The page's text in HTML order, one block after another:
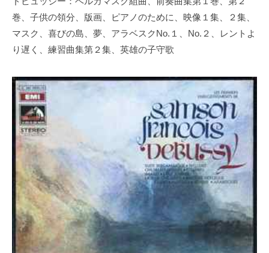
巻、子供の領分、版画、ピアノのために、映像１集、２集、
マスク、喜びの島、夢、アラベスクNo.１、No.２、レントよ
り遅く、練習曲集第２集、英雄の子守歌